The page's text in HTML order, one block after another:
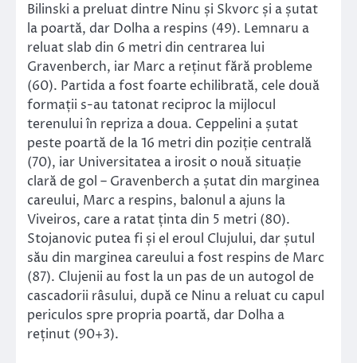
Bilinski a preluat dintre Ninu și Skvorc și a șutat
la poartă, dar Dolha a respins (49). Lemnaru a
reluat slab din 6 metri din centrarea lui
Gravenberch, iar Marc a reținut fără probleme
(60). Partida a fost foarte echilibrată, cele două
formații s-au tatonat reciproc la mijlocul
terenului în repriza a doua. Ceppelini a șutat
peste poartă de la 16 metri din poziție centrală
(70), iar Universitatea a irosit o nouă situație
clară de gol – Gravenberch a șutat din marginea
careului, Marc a respins, balonul a ajuns la
Viveiros, care a ratat ținta din 5 metri (80).
Stojanovic putea fi și el eroul Clujului, dar șutul
său din marginea careului a fost respins de Marc
(87). Clujenii au fost la un pas de un autogol de
cascadorii râsului, după ce Ninu a reluat cu capul
periculos spre propria poartă, dar Dolha a
reținut (90+3).